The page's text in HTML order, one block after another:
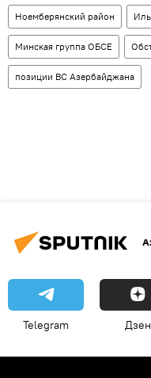
Ноемберянский район
Минская группа ОБСЕ
позиции ВС Азербайджана
Telegram Дзен